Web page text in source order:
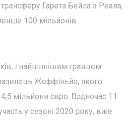
Гарета Бейла з Реала,
100 мільйонів...
і найціннішим гравцем
Жеффіньйо, якого
мільйони євро. Водночас 11
у сезоні 2020 року, вже